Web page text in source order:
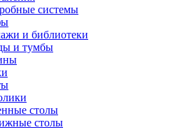
системы
и библиотеки
и тумбы
столы
столы